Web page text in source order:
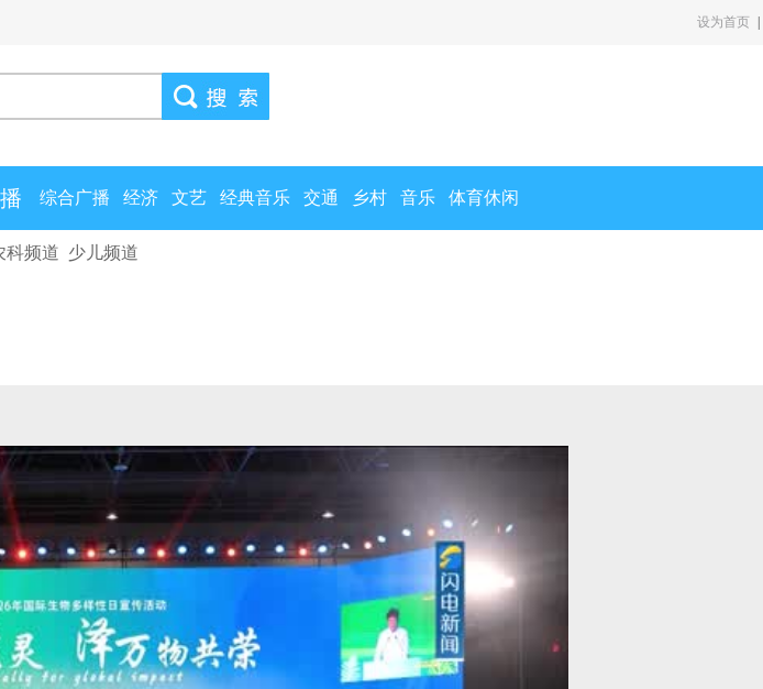
设为首页
综合广播 经济 文艺 经典音乐 交通 乡村 音乐 体育休闲
科频道 少儿频道